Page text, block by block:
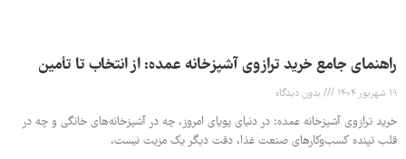
راهنمای جامع خرید ترازوی آشپزخانه عمده: از انتخاب تا تأمین
19 شهریور 1404 بدون دیدگاه
خرید ترازوی آشپزخانه عمده: در دنیای پویای امروز، چه در آشپزخانه‌های خانگی و چه در
قلب تپنده کسب‌وکارهای صنعت غذا، دقت دیگر یک مزیت نیست،